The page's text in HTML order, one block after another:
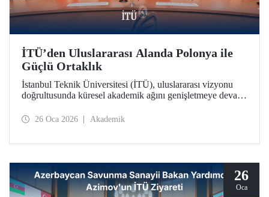
İTÜ’den Uluslararası Alanda Polonya ile
Güçlü Ortaklık
İstanbul Teknik Üniversitesi (İTÜ), uluslararası vizyonu
doğrultusunda küresel akademik ağını genişletmeye devam
Üniversitesi ile stratejik bir iş birliği protokolü imzalandı.
26 Oca 2026 Akademik
26
Oca